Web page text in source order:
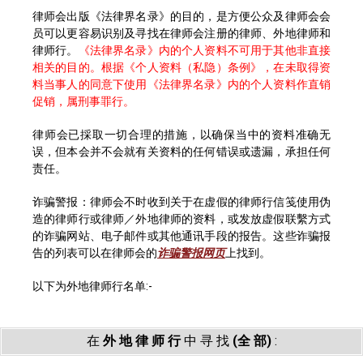
律师会出版《法律界名录》的目的，是方便公众及律师会会
员可以更容易识别及寻找在律师会注册的律师、外地律师和
律师行。
《法律界名录》内的个人资料不可用于其他非直接
相关的目的。根据《个人资料（私隐）条例》，在未取得资
料当事人的同意下使用《法律界名录》内的个人资料作直销
促销，属刑事罪行。
律师会已採取一切合理的措施，以确保当中的资料准确无
误，但本会并不会就有关资料的任何错误或遗漏，承担任何
责任。
诈骗警报：律师会不时收到关于在虚假的律师行信笺使用伪
造的律师行或律师／外地律师的资料，或发放虚假联繫方式
的诈骗网站、电子邮件或其他通讯手段的报告。这些诈骗报
告的列表可以在律师会的诈骗警报网页上找到。
以下为外地律师行名单:-
在 外 地 律 师 行中 寻 找 (全 部):